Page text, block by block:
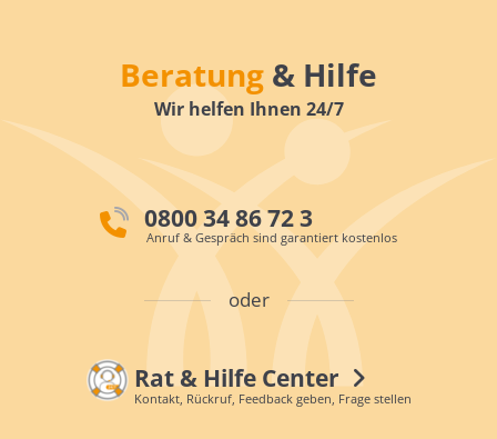
Beratung & Hilfe
Wir helfen Ihnen 24/7
0800 34 86 72 3
Anruf & Gespräch sind garantiert kostenlos
oder
Rat & Hilfe Center
Kontakt, Rückruf, Feedback geben, Frage stellen